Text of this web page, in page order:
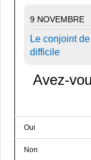
9 NOVEMBRE
Le conjoint
difficile
Avez-
Oui
Non